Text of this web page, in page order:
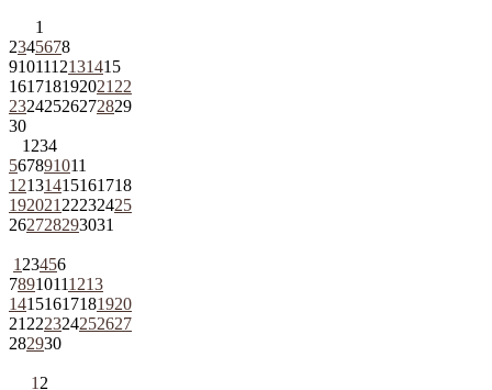
1
2345678
9101112131415
161718192021 22
23242526272829
30
1 234
567891011
12131415161718
192021 22232425
262728293031
1 23456
78910111213
14151617181920
21 222324252627
282930
1 2